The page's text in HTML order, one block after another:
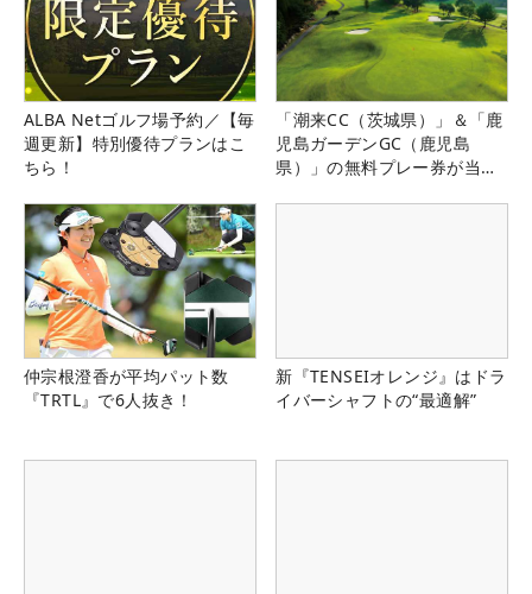
ALBA Netゴルフ場予約／【毎
週更新】特別優待プランはこ
ちら！
「潮来CC（茨城県）」＆「鹿
児島ガーデンGC（鹿児島
県）」の無料プレー券が当た
仲宗根澄香が平均パット数
『TRTL』で6人抜き！
新『TENSEIオレンジ』はドラ
イバーシャフトの“最適解”